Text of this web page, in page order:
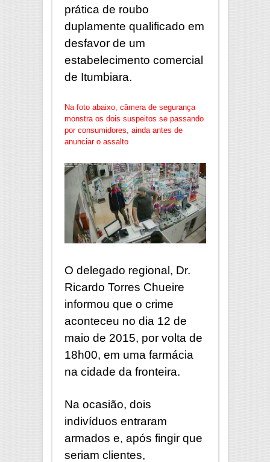
prática de roubo
duplamente qualificado em
desfavor de um
estabelecimento comercial
de Itumbiara.
Na foto abaixo, câmera de segurança
monstra os dois suspeitos se passando
por consumidores, ainda antes de
anunciar o assalto
O delegado regional, Dr.
Ricardo Torres Chueire
informou que o crime
aconteceu no dia 12 de
maio de 2015, por volta de
18h00, em uma farmácia
na cidade da fronteira.
Na ocasião, dois
indivíduos entraram
armados e, após fingir que
seriam clientes,